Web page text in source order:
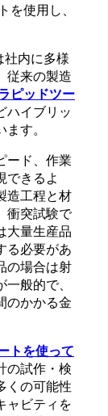
を使用し、
社内に多様
従来の製造
ピッドツー
ハイブリッ
す。
ード、作業
できるよ
造工程と材
衝突試験で
大量生産品
る必要があ
の場合は射
般的で、
のかかる金
トを使って
の試作・検
くの可能性
ャビティを